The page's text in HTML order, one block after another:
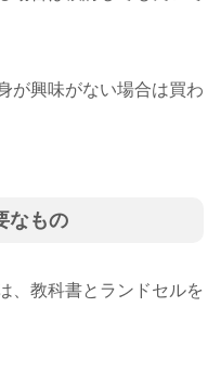
が興味がない場合は買わ
なもの
、教科書とランドセルを